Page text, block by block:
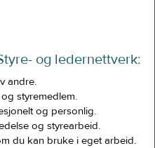
og ledernettverk:​
andre.
styremedlem.
og personlig.
og styrearbeid.
du kan bruke i eget arbeid.